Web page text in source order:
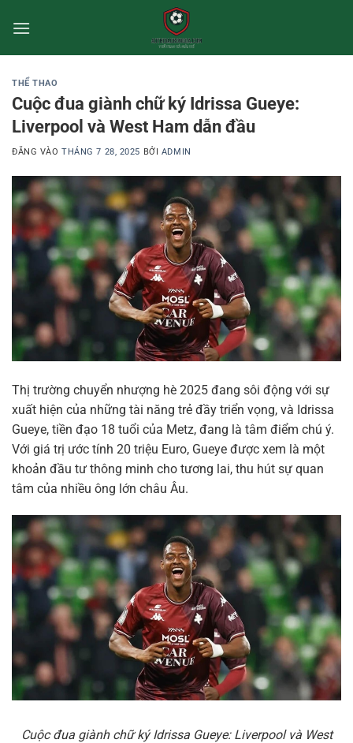
qua
THỂ THAO
Cuộc đua giành chữ ký Idrissa Gueye:
Liverpool và West Ham dẫn đầu
ĐĂNG VÀOTHÁNG 7 28, 2025 BỞI ADMIN
Thị trường chuyển nhượng hè 2025 đang sôi động với sự
xuất hiện của những tài năng trẻ đầy triển vọng, và Idrissa
Gueye, tiền đạo 18 tuổi của Metz, đang là tâm điểm chú ý.
Với giá trị ước tính 20 triệu Euro, Gueye được xem là một
khoản đầu tư thông minh cho tương lai, thu hút sự quan
tâm của nhiều ông lớn châu Âu.
Cuộc đua giành chữ ký Idrissa Gueye: Liverpool và West